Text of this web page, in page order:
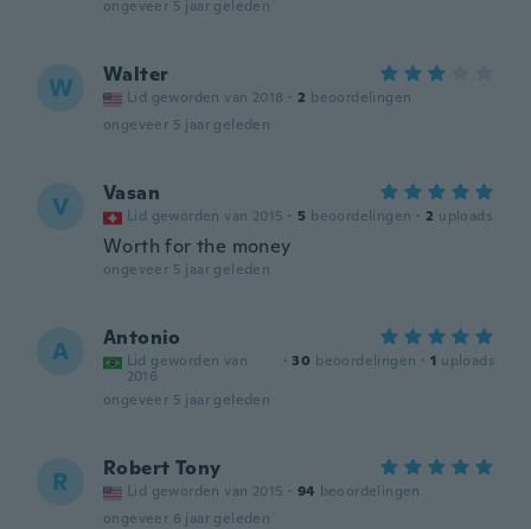
ongeveer 5 jaar geleden
W Walter
Lid geworden van 2018 · 2 beoordelingen
ongeveer 5 jaar geleden
V Vasan
Lid geworden van 2015 · 5 beoordelingen · 2 uploads
Worth for the money
ongeveer 5 jaar geleden
A Antonio
Lid geworden van
2016
· 30 beoordelingen · 1 uploads
ongeveer 5 jaar geleden
R Robert Tony
Lid geworden van 2015 · 94 beoordelingen
ongeveer 6 jaar geleden